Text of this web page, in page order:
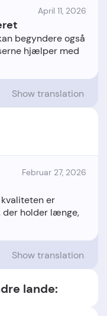
April 11, 2026
begyndere også
hjælper med
Show translation
Februar 27, 2026
kvaliteten er
der holder længe,
Show translation
lande: